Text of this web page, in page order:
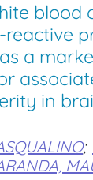
blood
reactive
a
in
;